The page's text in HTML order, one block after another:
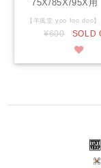
75X/85X/95X
Camera（剥き
カメラマウント
¥600 SOLD